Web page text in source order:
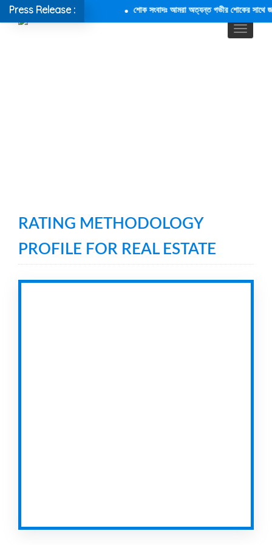
Press Release : শোক সংবাদঃ আমরা অত্যন্ত গভীর শোকের সাথে
RATING METHODOLOGY
PROFILE FOR REAL ESTATE